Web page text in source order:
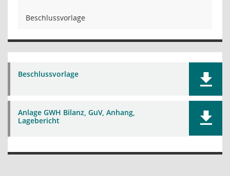
Beschlussvorlage
Beschlussvorlage
Anlage GWH Bilanz, GuV, Anhang,
Lagebericht